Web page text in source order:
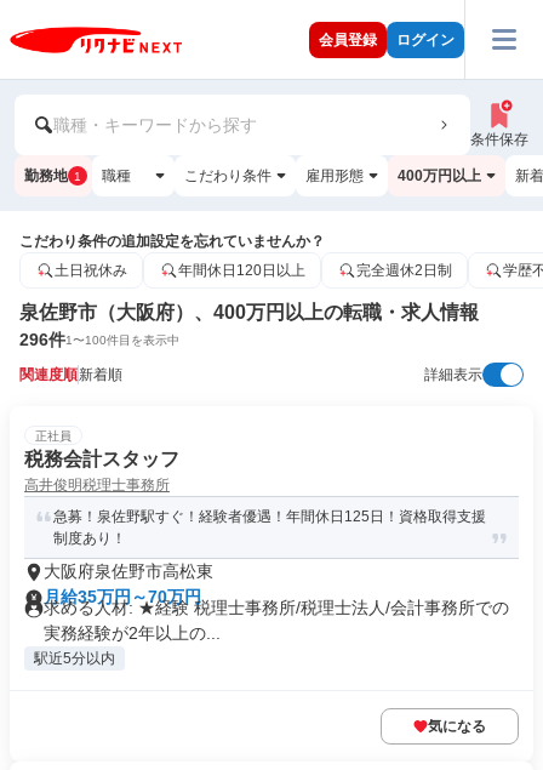
会員登録 ログイン
職種・キーワードから探す
条件保存
勤務地 1 職種 こだわり条件 雇用形態 400万円以上 新
こだわり条件の追加設定を忘れていませんか？
土日祝休み
年間休日120日以上 完全週休2日制 学歴
泉佐野市（大阪府）、400万円以上の転職・求人情報
296件1〜100件目を表示中
関連度順新着順 詳細表示
正社員
税務会計スタッフ
高井俊明税理士事務所
急募！泉佐野駅すぐ！経験者優遇！年間休日125日！資格取得支援
制度あり！
大阪府泉佐野市高松東
月給35万円～70万円
求める人材: ★経験 税理士事務所/税理士法人/会計事務所での
実務経験が2年以上の...
駅近5分以内
気になる